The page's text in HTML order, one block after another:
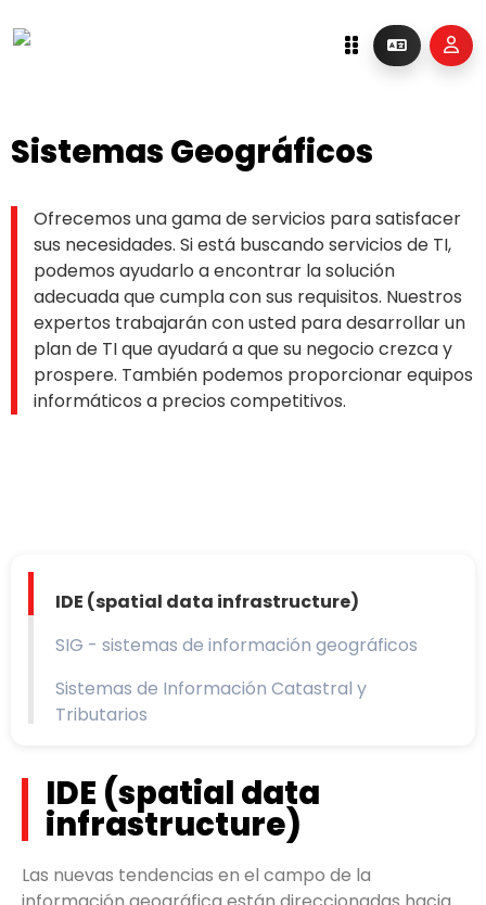
Sistemas Geográficos
Ofrecemos una gama de servicios para satisfacer
sus necesidades. Si está buscando servicios de TI,
podemos ayudarlo a encontrar la solución
adecuada que cumpla con sus requisitos. Nuestros
expertos trabajarán con usted para desarrollar un
plan de TI que ayudará a que su negocio crezca y
prospere. También podemos proporcionar equipos
informáticos a precios competitivos.
IDE (spatial data infrastructure)
SIG - sistemas de información geográficos
Sistemas de Información Catastral y
Tributarios
IDE (spatial data
infrastructure)
Las nuevas tendencias en el campo de la